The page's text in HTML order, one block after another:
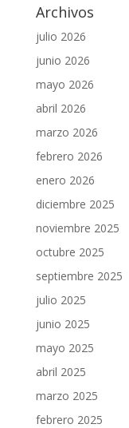
Archivos
julio 2026
junio 2026
mayo 2026
abril 2026
marzo 2026
febrero 2026
enero 2026
diciembre 2025
noviembre 2025
octubre 2025
septiembre 2025
julio 2025
junio 2025
mayo 2025
abril 2025
marzo 2025
febrero 2025